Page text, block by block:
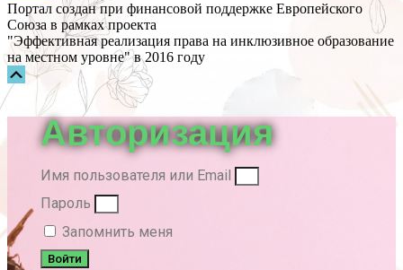
Портал создан при финансовой поддержке Европейского
Союза в рамках проекта
"Эффективная реализация права на инклюзивное образование
на местном уровне" в 2016 году
Прокрутка
вверх
Авторизация
Имя пользователя или Email
Пароль
Запомнить меня
Войти